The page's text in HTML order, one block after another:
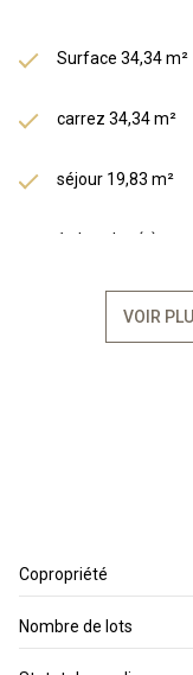
Les informations sur
Surface 34,34 m²
carrez 34,34 m²
séjour 19,83 m²
1 chambre(s)
Chauffage
1 parking(s)
VOIR
Copropriété
Nombre de lots